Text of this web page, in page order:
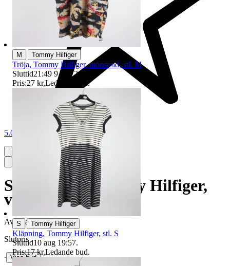
5.0
Sweatpants. Tommy Hilfiger,
vinröd, stl. M
Avslutad 21 jun 21:35
Slutpris
∙ Visa bud
M | Tommy Hilfiger
Tröja, Tommy Hilfiger, mönstrad, stl. M
Sluttid21:49 9 aug 21:49
Pris:27 kr,Ledande bud.
S | Tommy Hilfiger
Klänning, Tommy Hilfiger, stl. S
Sluttid10 aug 19:57.
Pris:17 kr,Ledande bud.